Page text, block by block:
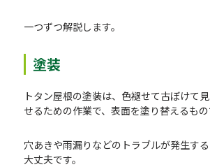
一つずつ解説します。
塗装
トタン屋根の塗装は、色褪せて古ぼけて
せるための作業で、表面を塗り替えるもの
穴あきや雨漏りなどのトラブルが発生す
大丈夫です。